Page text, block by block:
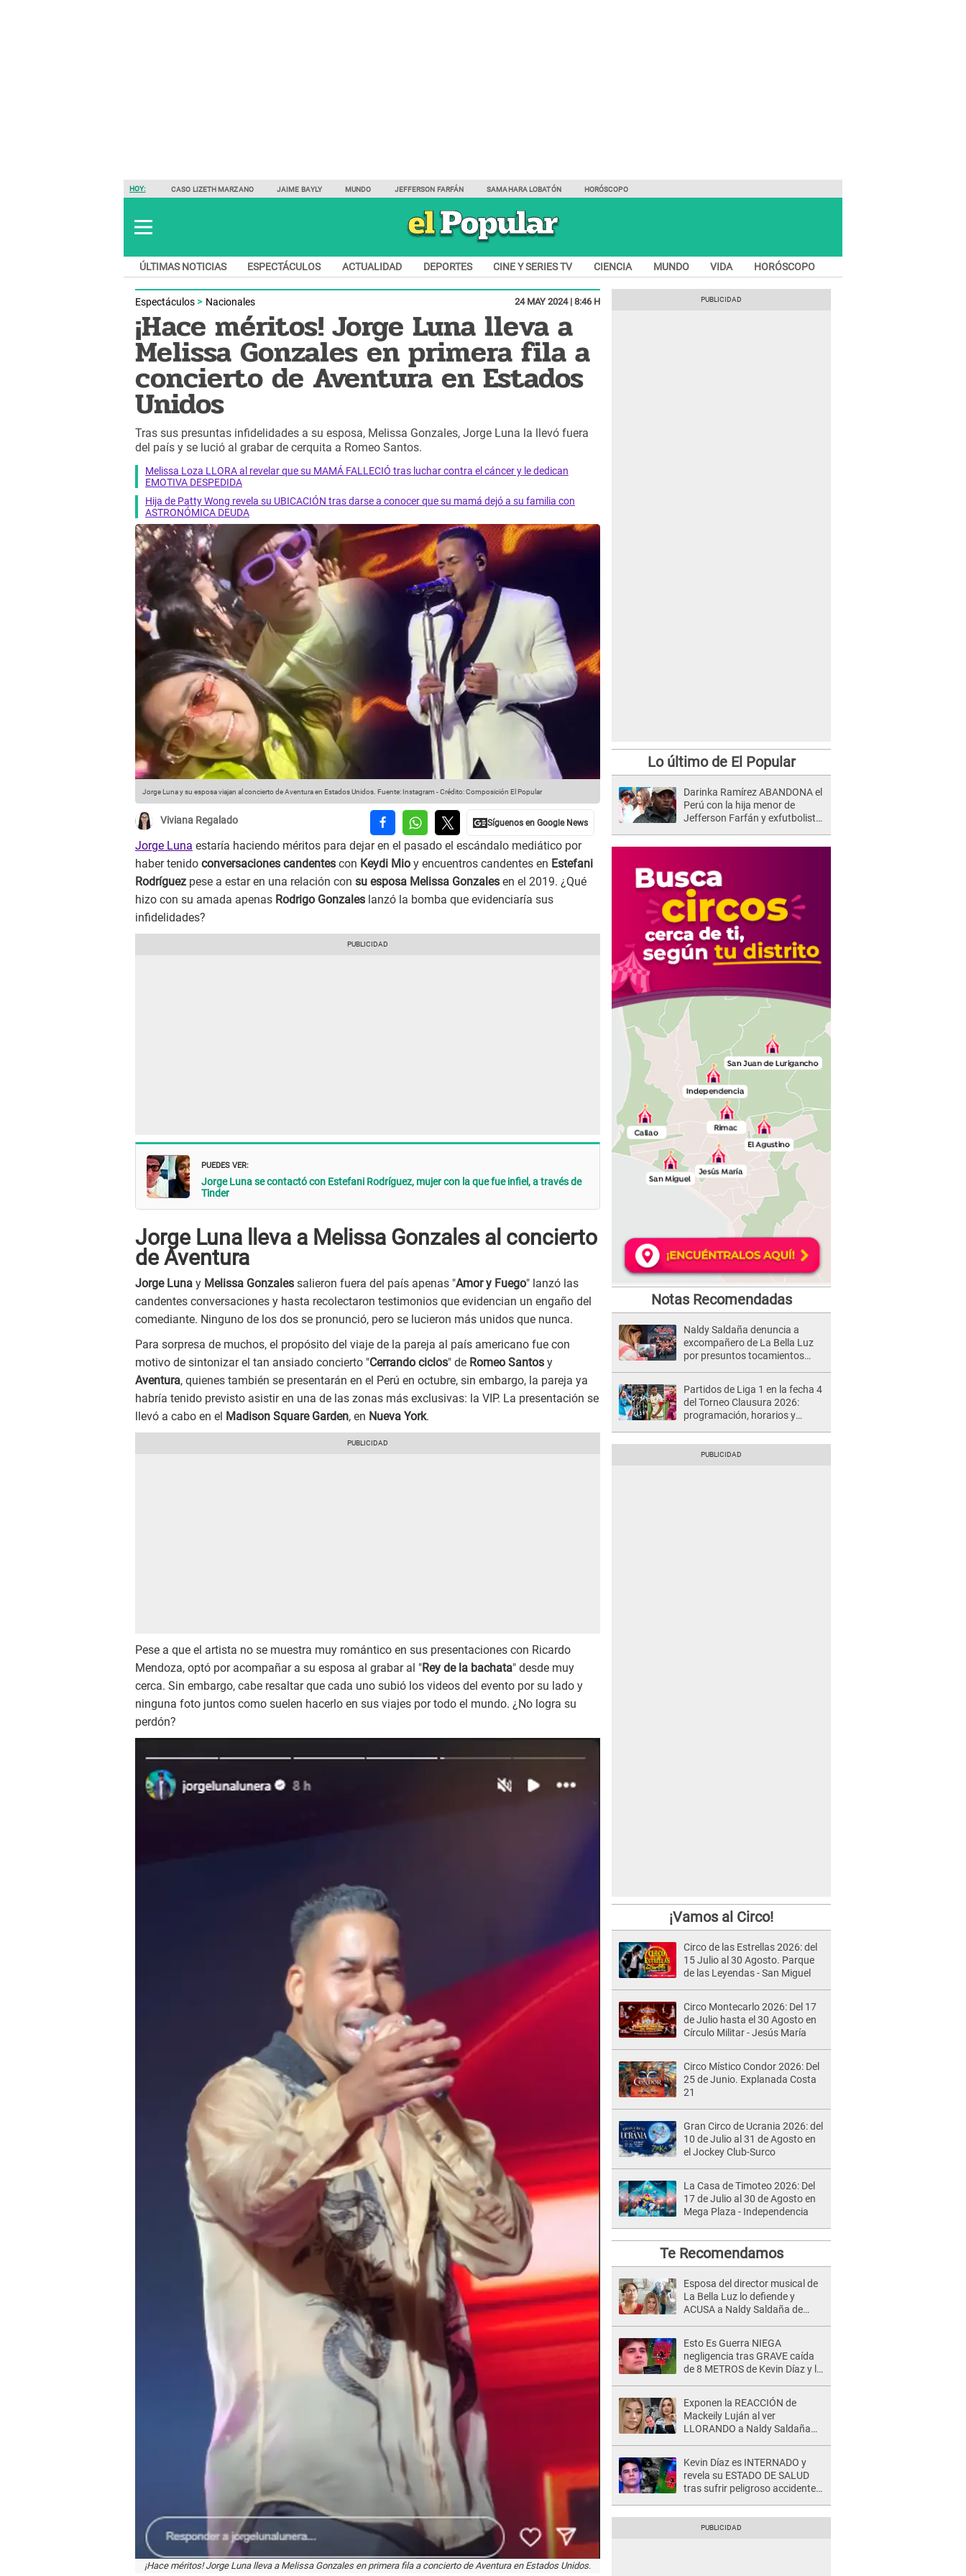
HOY: CASO LIZETH MARZANO JAIME BAYLY MUNDO JEFFERSON FARFÁN SAMAHARA LOBATÓN HORÓSCOPO
ÚLTIMAS NOTICIAS ESPECTÁCULOS ACTUALIDAD DEPORTES CINE Y SERIES TV CIENCIA MUNDO VIDA HORÓSCOPO
Espectáculos Nacionales 24 MAY 2024 | 8:46 H
¡Hace méritos! Jorge Luna lleva a
Melissa Gonzales en primera fila a
concierto de Aventura en Estados
Unidos
Tras sus presuntas infidelidades a su esposa, Melissa Gonzales, Jorge Luna la llevó fuera
del país y se lució al grabar de cerquita a Romeo Santos.
Melissa Loza LLORA al revelar que su MAMÁ FALLECIÓ tras luchar contra el cáncer y le dedican
EMOTIVA DESPEDIDA
Hija de Patty Wong revela su UBICACIÓN tras darse a conocer que su mamá dejó a su familia con
ASTRONÓMICA DEUDA
Jorge Luna y su esposa viajan al concierto de Aventura en Estados Unidos. Fuente: Instagram -Crédito: Composición El Popular
Viviana Regalado
Jorge Luna estaría haciendo méritos para dejar en el pasado el escándalo mediático por
haber tenido conversaciones candentes con Keydi Mio y encuentros candentes en Estefani
Rodríguez pese a estar en una relación con su esposa Melissa Gonzales en el 2019. ¿Qué
hizo con su amada apenas Rodrigo Gonzales lanzó la bomba que evidenciaría sus
infidelidades?
PUEDES VER:
Jorge Luna se contactó con Estefani Rodríguez, mujer con la que fue infiel, a través de
Tinder
Jorge Luna lleva a Melissa Gonzales al concierto
de Aventura
Jorge Luna y Melissa Gonzales salieron fuera del país apenas "Amor y Fuego" lanzó las
candentes conversaciones y hasta recolectaron testimonios que evidencian un engaño del
comediante. Ninguno de los dos se pronunció, pero se lucieron más unidos que nunca.
Para sorpresa de muchos, el propósito del viaje de la pareja al país americano fue con
motivo de sintonizar el tan ansiado concierto "Cerrando ciclos" de Romeo Santos y
Aventura, quienes también se presentarán en el Perú en octubre, sin embargo, la pareja ya
habría tenido previsto asistir en una de las zonas más exclusivas: la VIP. La presentación se
llevó a cabo en el Madison Square Garden, en Nueva York.
Pese a que el artista no se muestra muy romántico en sus presentaciones con Ricardo
Mendoza, optó por acompañar a su esposa al grabar al "Rey de la bachata" desde muy
cerca. Sin embargo, cabe resaltar que cada uno subió los videos del evento por su lado y
ninguna foto juntos como suelen hacerlo en sus viajes por todo el mundo. ¿No logra su
perdón?
¡Hace méritos! Jorge Luna lleva a Melissa Gonzales en primera fila a concierto de Aventura en Estados Unidos.
Lo último de El Popular
Darinka Ramírez ABANDONA el
Perú con la hija menor de
Jefferson Farfán y exfutbolista
Notas Recomendadas
Naldy Saldaña denuncia a
excompañero de La Bella Luz
por presuntos tocamientos
Partidos de Liga 1 en la fecha 4
del Torneo Clausura 2026:
programación, horarios y
¡Vamos al Circo!
Circo de las Estrellas 2026: del
15 Julio al 30 Agosto. Parque
de las Leyendas - San Miguel
Circo Montecarlo 2026: Del 17
de Julio hasta el 30 Agosto en
Círculo Militar - Jesús María
Circo Místico Condor 2026: Del
25 de Junio. Explanada Costa
21
Gran Circo de Ucrania 2026: del
10 de Julio al 31 de Agosto en
el Jockey Club-Surco
La Casa de Timoteo 2026: Del
17 de Julio al 30 de Agosto en
Mega Plaza - Independencia
Te Recomendamos
Esposa del director musical de
La Bella Luz lo defiende y
ACUSA a Naldy Saldaña de
Esto Es Guerra NIEGA
negligencia tras GRAVE caída
de 8 METROS de Kevin Díaz y lo
Exponen la REACCIÓN de
Mackeily Luján al ver
LLORANDO a Naldy Saldaña
Kevin Díaz es INTERNADO y
revela su ESTADO DE SALUD
tras sufrir peligroso accidente